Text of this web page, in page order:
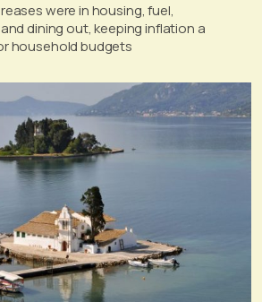
were in housing, fuel,
dining out, keeping inflation a
household budgets